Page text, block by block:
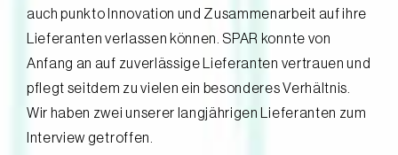
auch punkto Innovation und Zusammenarbeit auf ihre
Lieferanten verlassen können. SPAR konnte von
Anfang an auf zuverlässige Lieferanten vertrauen und
pflegt seitdem zu vielen ein besonderes Verhältnis.
Wir haben zwei unserer langjährigen Lieferanten zum
Interview getroffen.